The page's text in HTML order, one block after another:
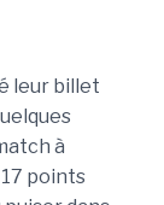
leur billet
à
points